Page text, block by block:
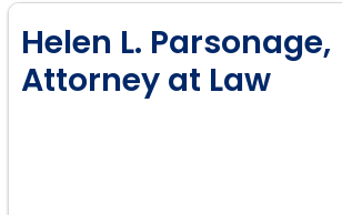
Helen L. Parsonage,
Attorney at Law